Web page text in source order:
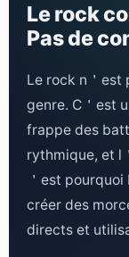
Le rock
Pas de
Le rock n＇est
genre. C＇est
frappe des
rythmique, et l
＇est
créer des
directs et